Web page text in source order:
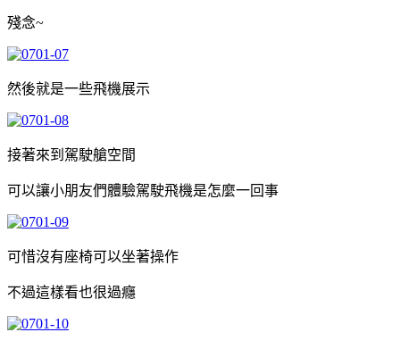
殘念~
然後就是一些飛機展示
接著來到駕駛艙空間
可以讓小朋友們體驗駕駛飛機是怎麼一回事
可惜沒有座椅可以坐著操作
不過這樣看也很過癮